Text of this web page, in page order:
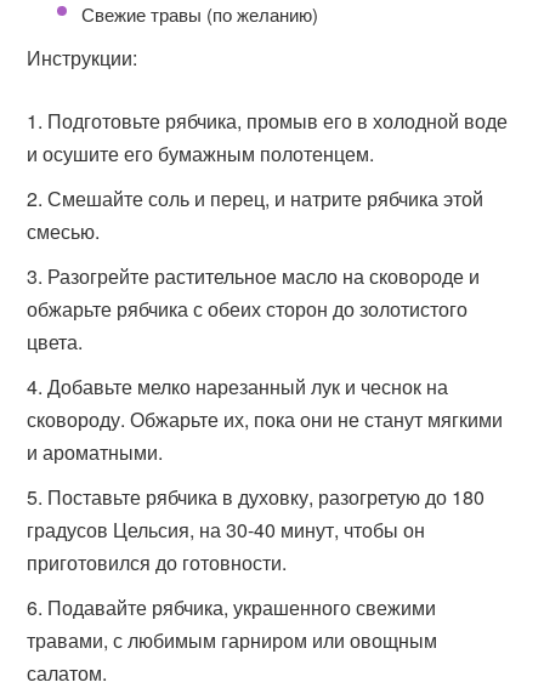
Свежие травы (по желанию)
Инструкции:
Подготовьте рябчика, промыв его в холодной воде
и осушите его бумажным полотенцем.
Смешайте соль и перец, и натрите рябчика этой
смесью.
Разогрейте растительное масло на сковороде и
обжарьте рябчика с обеих сторон до золотистого
цвета.
Добавьте мелко нарезанный лук и чеснок на
сковороду. Обжарьте их, пока они не станут мягкими
и ароматными.
Поставьте рябчика в духовку, разогретую до 180
градусов Цельсия, на 30-40 минут, чтобы он
приготовился до готовности.
Подавайте рябчика, украшенного свежими
травами, с любимым гарниром или овощным
салатом.